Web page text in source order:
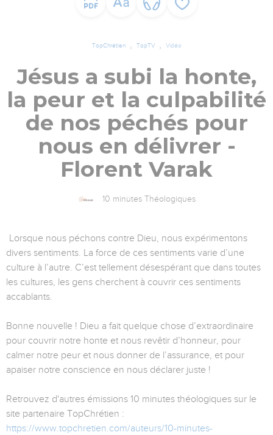
TopChrétien TopTV Vidéo
Jésus a subi la honte,
la peur et la culpabilité
de nos péchés pour
nous en délivrer -
Florent Varak
10 minutes Théologiques
Lorsque nous péchons contre Dieu, nous expérimentons
divers sentiments. La force de ces sentiments varie d’une
culture à l’autre. C’est tellement désespérant que dans toutes
les cultures, les gens cherchent à couvrir ces sentiments
accablants.
Bonne nouvelle ! Dieu a fait quelque chose d’extraordinaire
pour couvrir notre honte et nous revêtir d’honneur, pour
calmer notre peur et nous donner de l’assurance, et pour
apaiser notre conscience en nous déclarer juste !
Retrouvez d'autres émissions 10 minutes théologiques sur le
site partenaire TopChrétien :
https://www.topchretien.com/auteurs/10-minutes-